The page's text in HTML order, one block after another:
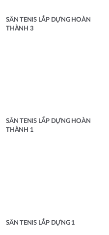
SÂN TENIS LẮP DỰNG HOÀN
THÀNH 3
SÂN TENIS LẮP DỰNG HOÀN
THÀNH 1
SÂN TENIS LẮP DỰNG 1